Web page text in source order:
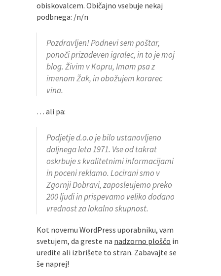
obiskovalcem. Običajno vsebuje nekaj
podbnega: /n/n
Pozdravljen! Podnevi sem poštar,
ponoči prizadeven igralec, in to je moj
blog. Živim v Kopru, Imam psa z
imenom Žak, in obožujem korarec
vina.
… ali pa:
Podjetje d.o.o je bilo ustanovljeno
daljnega leta 1971. Vse od takrat
oskrbuje s kvalitetnimi informacijami
in poceni reklamo. Locirani smo v
Zgornji Dobravi, zaposleujemo preko
200 ljudi in prispevamo veliko dodano
vrednost za lokalno skupnost.
Kot novemu WordPress uporabniku, vam
svetujem, da greste na nadzorno ploščo in
uredite ali izbrišete to stran. Zabavajte se
še naprej!